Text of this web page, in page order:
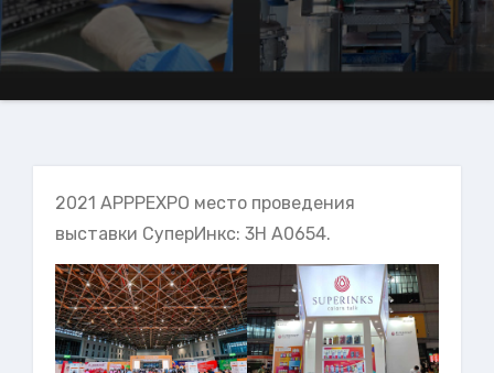
2021 APPPEXPO место проведения
выставки СуперИнкс: 3H A0654.